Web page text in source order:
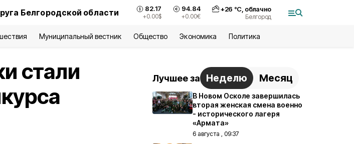
Белгородской области 82.17
+0.00$
94.84
+0.00€
+26 °С, облачно
Белгород
Муниципальный вестник Общество Экономика Политика
стали
Лучшее за Неделю Месяц
В Новом Осколе завершилась
вторая женская смена военно
- исторического лагеря
«Армата»
6 августа , 09:37